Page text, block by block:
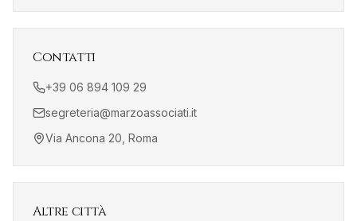
Contatti
+39 06 894 109 29
segreteria@marzoassociati.it
Via Ancona 20, Roma
Altre città